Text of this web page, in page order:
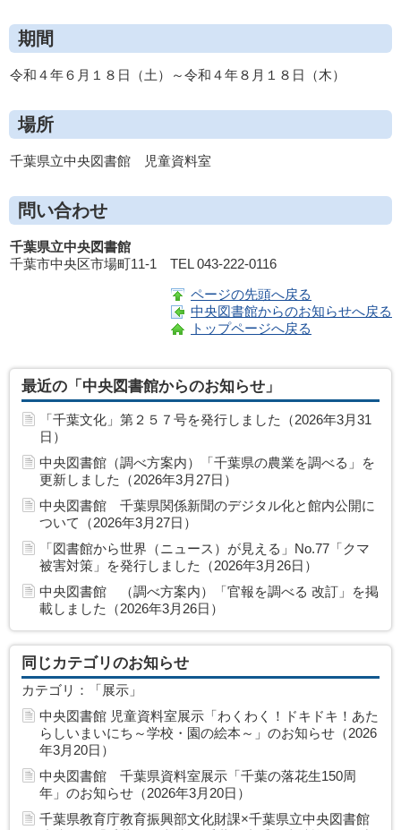
期間
令和４年６月１８日（土）～令和４年８月１８日（木）
場所
千葉県立中央図書館 児童資料室
問い合わせ
千葉県立中央図書館
千葉市中央区市場町11-1 TEL 043-222-0116
ページの先頭へ戻る
中央図書館からのお知らせへ戻る
トップページへ戻る
最近の「中央図書館からのお知らせ」
「千葉文化」第２５７号を発行しました（2026年3月31
日）
中央図書館（調べ方案内）「千葉県の農業を調べる」を
更新しました（2026年3月27日）
中央図書館 千葉県関係新聞のデジタル化と館内公開に
ついて（2026年3月27日）
「図書館から世界（ニュース）が見える」No.77「クマ
被害対策」を発行しました（2026年3月26日）
中央図書館 （調べ方案内）「官報を調べる 改訂」を掲
載しました（2026年3月26日）
同じカテゴリのお知らせ
カテゴリ：「展示」
中央図書館 児童資料室展示「わくわく！ドキドキ！あた
らしいまいにち～学校・園の絵本～」のお知らせ（2026
年3月20日）
中央図書館 千葉県資料室展示「千葉の落花生150周
年」のお知らせ（2026年3月20日）
千葉県教育庁教育振興部文化財課×千葉県立中央図書館